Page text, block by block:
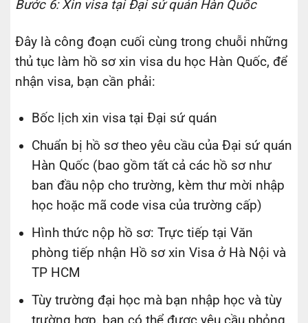
Bước 6: Xin visa tại Đại sứ quán Hàn Quốc
Đây là công đoạn cuối cùng trong chuỗi những
thủ tục làm hồ sơ xin visa du học Hàn Quốc, để
nhận visa, bạn cần phải:
Bốc lịch xin visa tại Đại sứ quán
Chuẩn bị hồ sơ theo yêu cầu của Đại sứ quán
Hàn Quốc (bao gồm tất cả các hồ sơ như
ban đầu nộp cho trường, kèm thư mời nhập
học hoặc mã code visa của trường cấp)
Hình thức nộp hồ sơ: Trực tiếp tại Văn
phòng tiếp nhận Hồ sơ xin Visa ở Hà Nội và
TP HCM
Tùy trường đại học mà bạn nhập học và tùy